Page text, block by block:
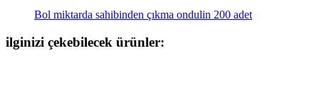
Bol miktarda sahibinden çıkma ondulin 200 adet
ilginizi çekebilecek ürünler: